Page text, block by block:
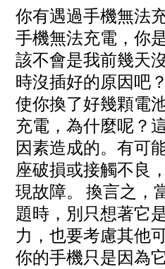
你有遇過手機無法
手機無法充電，你
該不會是我前幾天
時沒插好的原因吧
使你換了好幾顆電
充電，為什麼呢？
因素造成的。有可
座破損或接觸不良
現故障。
換言之，
題時，別只想著它
力，也要考慮其他
你的手機只是因為